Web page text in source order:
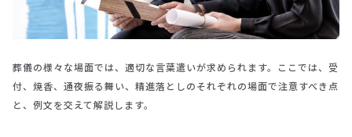
葬儀の様々な場面では、適切な言葉遣いが求められます。ここでは、受
付、焼香、通夜振る舞い、精進落としのそれぞれの場面で注意すべき点
と、例文を交えて解説します。